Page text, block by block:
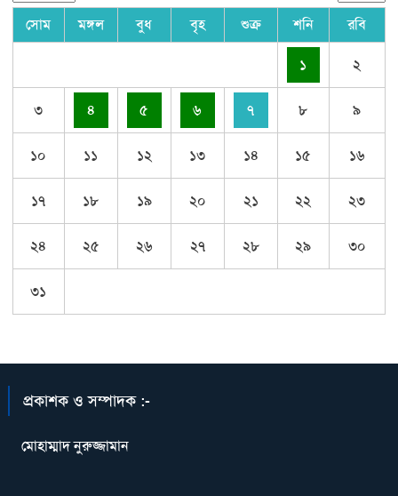
সোম মঙ্গল বুধ বৃহ শুক্র শনি রবি
১ ২
৩ ৪ ৫ ৬ ৭ ৮ ৯
১০ ১১ ১২ ১৩ ১৪ ১৫ ১৬
১৭ ১৮ ১৯ ২০ ২১ ২২ ২৩
২৪ ২৫ ২৬ ২৭ ২৮ ২৯ ৩০
৩১
প্রকাশক ও সম্পাদক :-
মোহাম্মাদ নুরুজ্জামান